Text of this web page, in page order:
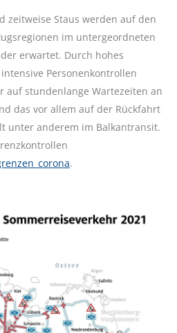
zeitweise Staus werden auf den
im untergeordneten
erwartet. Durch hohes
Personenkontrollen
auf stundenlange Wartezeiten an
das vor allem auf der Rückfahrt
unter anderem im Balkantransit.
.